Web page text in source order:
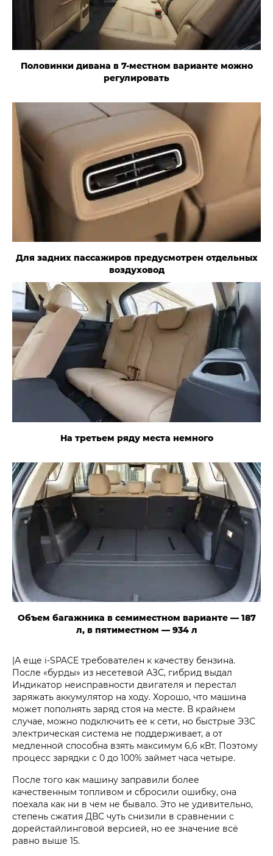
Половинки дивана в 7-местном варианте можно
регулировать
Для задних пассажиров предусмотрен отдельных
воздуховод
На третьем ряду места немного
Объем багажника в семиместном варианте — 187
л, в пятиместном — 934 л
|А еще i‑SPACE требователен к качеству бензина.
После «бурды» из несетевой АЗС, гибрид выдал
Индикатор неисправности двигателя и перестал
заряжать аккумулятор на ходу. Хорошо, что машина
может пополнять заряд стоя на месте. В крайнем
случае, можно подключить ее к сети, но быстрые ЭЗС
электрическая система не поддерживает, а от
медленной способна взять максимум 6,6 кВт. Поэтому
процесс зарядки с 0 до 100% займет часа четыре.
После того как машину заправили более
качественным топливом и сбросили ошибку, она
поехала как ни в чем не бывало. Это не удивительно,
степень сжатия ДВС чуть снизили в сравнении с
дорейстайлинговой версией, но ее значение всё
равно выше 15.